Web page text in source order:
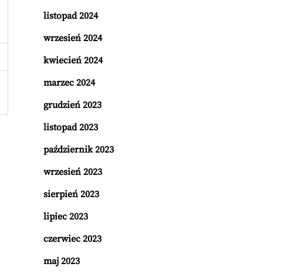
listopad 2024
wrzesień 2024
kwiecień 2024
marzec 2024
grudzień 2023
listopad 2023
październik 2023
wrzesień 2023
sierpień 2023
lipiec 2023
czerwiec 2023
maj 2023